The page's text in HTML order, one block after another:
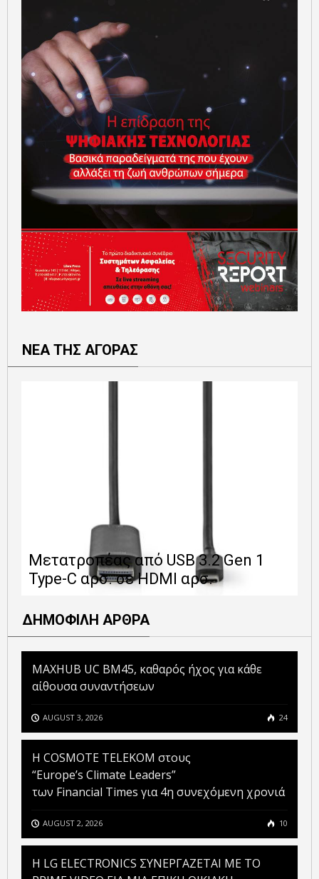
ΝΕΑ ΤΗΣ ΑΓΟΡΑΣ
Μετατροπέας από USB 3.2 Gen 1
Type-C αρσ. σε HDMI αρσ.
ΔΗΜΟΦΙΛΗ ΑΡΘΡΑ
MAXHUB UC BM45, καθαρός ήχος για κάθε
αίθουσα συναντήσεων
AUGUST 3, 2026 24
Η COSMOTE TELEKOM στους
“Europe’s Climate Leaders”
των Financial Times για 4η συνεχόμενη χρονιά
AUGUST 2, 2026 10
H LG ELECTRONICS ΣΥΝΕΡΓΑΖΕΤΑΙ ΜΕ ΤΟ